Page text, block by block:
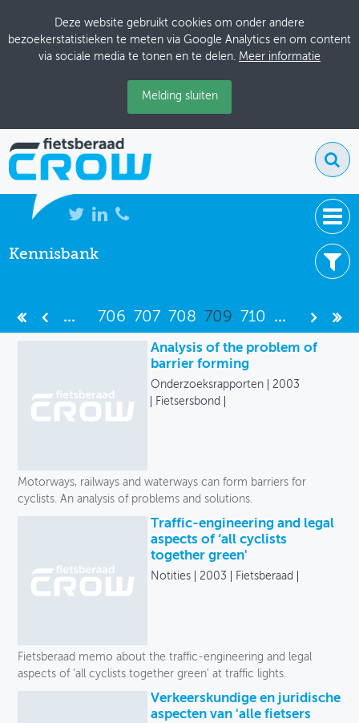
Deze website gebruikt cookies om onder andere
bezoekerstatistieken te meten via Google Analytics en om content
via sociale media te tonen en te delen. Meer informatie
Melding sluiten
NIEUWS
KENNISBANK
OVER FIETSBERAAD
THEMASITES
GEBRUIKER
Kennisbank
Uitgever
... 706 707 708 709 710 ...
Analysis of the problem of
barrier forming
Onderzoeksrapporten
2003
Fietsersbond
Motorways, railways and waterways can form barriers for
cyclists. An analysis of problems and solutions.
Traffic-engineering and legal
aspects of ‘all cyclists
together green'
Notities 2003 Fietsberaad
Fietsberaad memo about the traffic-engineering and legal
aspects of ‘all cyclists together green' at traffic lights.
Verkeerskundige en juridische
aspecten van 'alle fietsers